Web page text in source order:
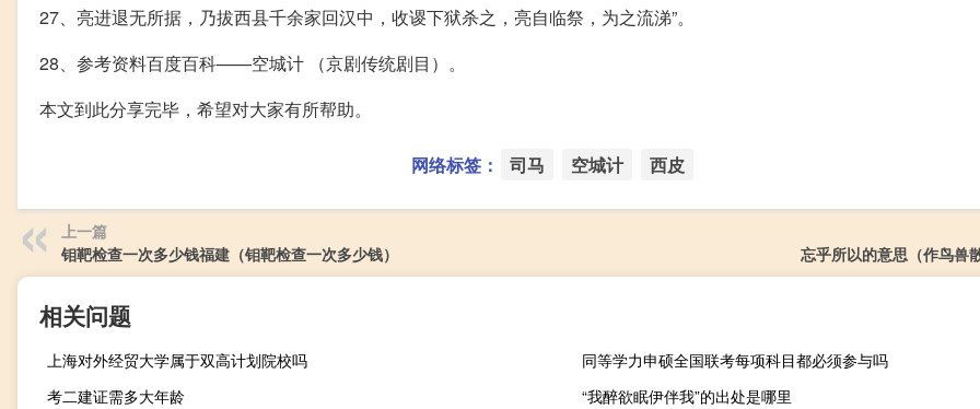
27、亮进退无所据，乃拔西县千余家回汉中，收谡下狱杀之，亮自临祭，为之流涕”。
28、参考资料百度百科——空城计 （京剧传统剧目）。
本文到此分享完毕，希望对大家有所帮助。
网络标签： 司马 空城计 西皮
上一篇
钼靶检查一次多少钱福建（钼靶检查一次多少钱）
忘乎所以的意思（作鸟兽
相关问题
上海对外经贸大学属于双高计划院校吗
同等学力申硕全国联考每项科目都必须参与吗
考二建证需多大年龄
“我醉欲眠伊伴我”的出处是哪里